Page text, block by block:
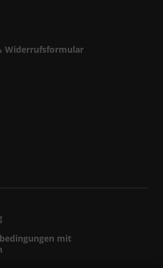
Widerrufsformular
mit